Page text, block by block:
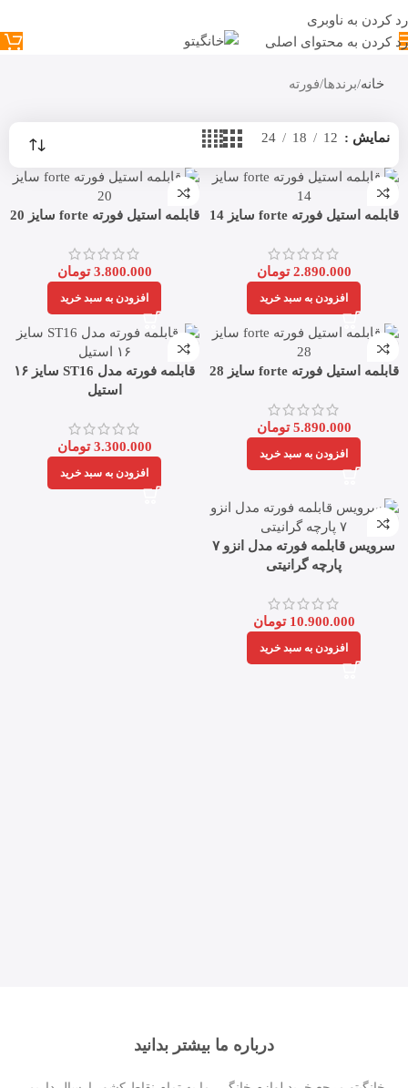
رد کردن به ناوبری
رد کردن به محتوای اصلی
خانه برندها فورته
نمایش 12
18
24
قابلمه استیل فورته forte سایز 14
2.890.000 تومان
افزودن به سبد خرید
قابلمه استیل فورته forte سایز 20
3.800.000 تومان
افزودن به سبد خرید
قابلمه استیل فورته forte سایز 28
5.890.000 تومان
افزودن به سبد خرید
قابلمه فورته مدل ST16 سایز ۱۶
استیل
3.300.000 تومان
افزودن به سبد خرید
سرویس قابلمه فورته مدل انزو ۷
پارچه گرانیتی
10.900.000 تومان
افزودن به سبد خرید
درباره ما بیشتر بدانید